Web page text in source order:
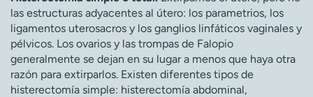
las estructuras adyacentes al útero: los parametrios, los
ligamentos uterosacros y los ganglios linfáticos vaginales y
pélvicos. Los ovarios y las trompas de Falopio
generalmente se dejan en su lugar a menos que haya otra
razón para extirparlos. Existen diferentes tipos de
histerectomía simple: histerectomía abdominal,